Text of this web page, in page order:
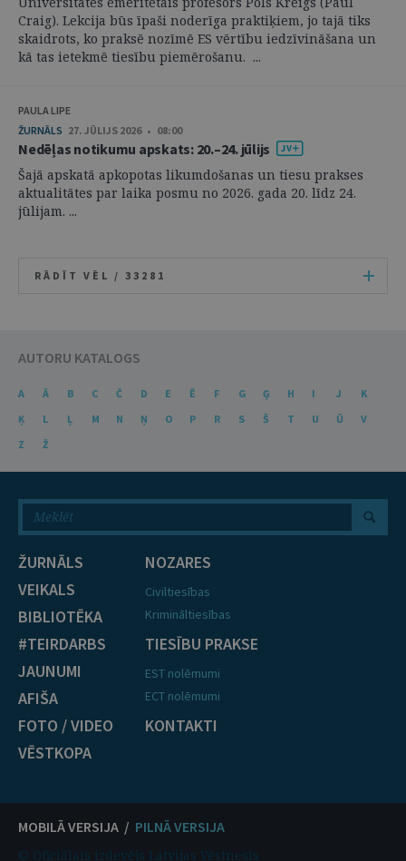
Craig). Lekcija būs īpaši noderīga praktiķiem, jo tajā tiks
skaidrots, ko praksē nozīmē ES vērtību iedzīvināšana un
kā tas ietekmē tiesību piemērošanu. ...
PAULA LIPE
ŽURNĀLS 27. JŪLIJS 2026 • 08:00
Nedēļas notikumu apskats: 20.–24. jūlijs
Šajā apskatā apkopotas likumdošanas un tiesu prakses
aktualitātes par laika posmu no 2026. gada 20. līdz 24.
jūlijam. ...
RĀDĪT VĒL / 33281
AUTORU KATALOGS
A Ā B C Č D E Ē F G Ģ H I J
K
Ķ
L Ļ M N Ņ O P R S Š T U Ū
V
Z
Ž
ŽURNĀLS
VEIKALS
BIBLIOTĒKA
#TEIRDARBS
JAUNUMI
AFIŠA
FOTO / VIDEO
VĒSTKOPA
NOZARES
Civiltiesības
Krimināltiesības
TIESĪBU PRAKSE
EST nolēmumi
ECT nolēmumi
KONTAKTI
MOBILĀ VERSIJA / PILNĀ VERSIJA
© Oficiālais izdevējs Latvijas Vēstnesis